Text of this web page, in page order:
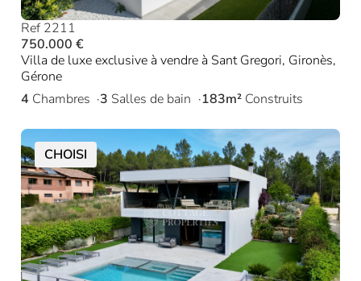
Ref 2211
750.000 €
Villa de luxe exclusive à vendre à Sant Gregori, Gironès,
Gérone
4 Chambres 3 Salles de bain 183m² Construits
CHOISI